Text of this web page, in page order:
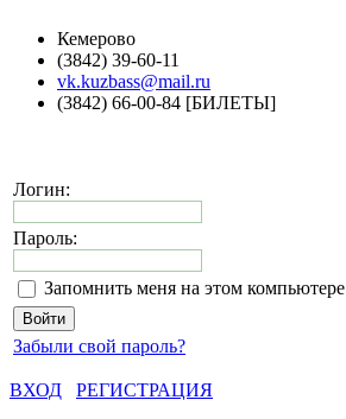
Кемерово
(3842) 39-60-11
vk.kuzbass@mail.ru
(3842) 66-00-84 [БИЛЕТЫ]
Логин:
Пароль:
Запомнить меня на этом компьютере
Забыли свой пароль?
ВХОД
РЕГИСТРАЦИЯ